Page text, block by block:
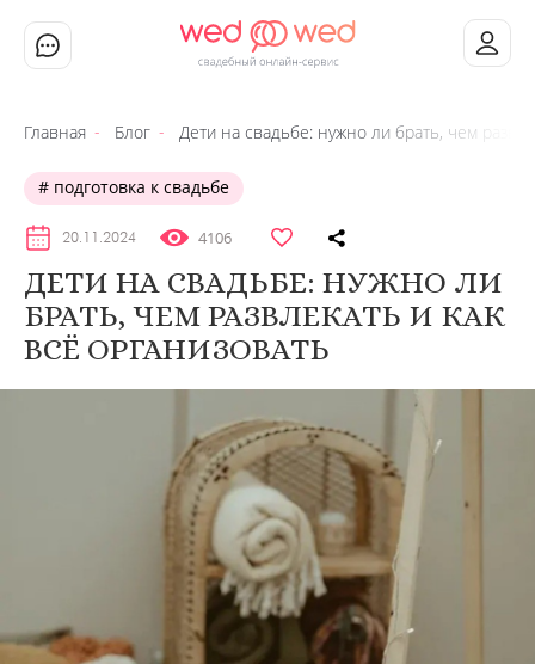
Главная Блог Дети на свадьбе: нужно ли брать, чем
подготовка к свадьбе
20.11.2024 4106
ДЕТИ НА СВАДЬБЕ: НУЖНО ЛИ
БРАТЬ, ЧЕМ РАЗВЛЕКАТЬ И КАК
ВСЁ ОРГАНИЗОВАТЬ